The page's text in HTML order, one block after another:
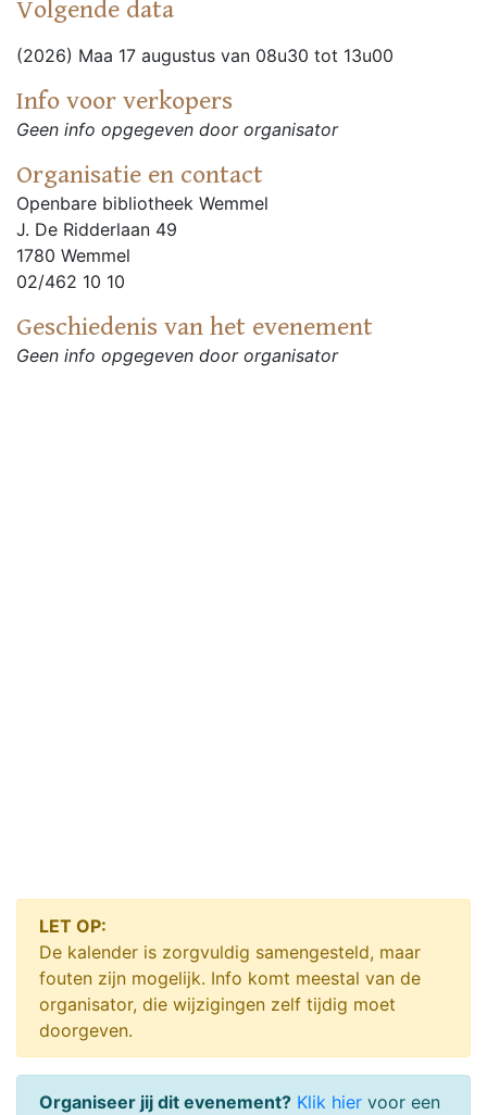
Volgende data
(2026) Maa 17 augustus van 08u30 tot 13u00
Info voor verkopers
Geen info opgegeven door organisator
Organisatie en contact
Openbare bibliotheek Wemmel
J. De Ridderlaan 49
1780 Wemmel
02/462 10 10
Geschiedenis van het evenement
Geen info opgegeven door organisator
LET OP:
De kalender is zorgvuldig samengesteld, maar
fouten zijn mogelijk. Info komt meestal van de
organisator, die wijzigingen zelf tijdig moet
doorgeven.
Organiseer jij dit evenement? Klik hier voor een